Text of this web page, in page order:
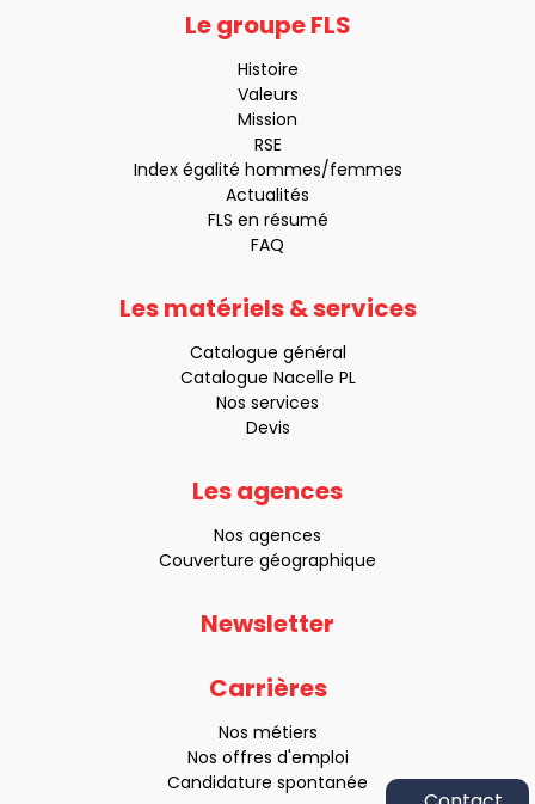
Le groupe FLS
Histoire
Valeurs
Mission
RSE
Index égalité hommes/femmes
Actualités
FLS en résumé
FAQ
Les matériels & services
Catalogue général
Catalogue Nacelle PL
Nos services
Devis
Les agences
Nos agences
Couverture géographique
Newsletter
Carrières
Nos métiers
Nos offres d'emploi
Candidature spontanée